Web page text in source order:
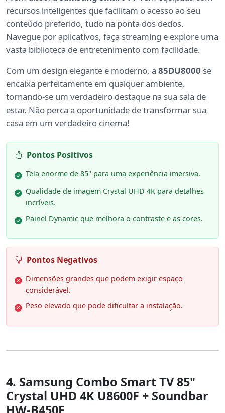
recursos inteligentes que facilitam o acesso ao seu
conteúdo preferido, tudo na ponta dos dedos.
Navegue por aplicativos, faça streaming e explore uma
vasta biblioteca de entretenimento com facilidade.
Com um design elegante e moderno, a 85DU8000 se
encaixa perfeitamente em qualquer ambiente,
tornando-se um verdadeiro destaque na sua sala de
estar. Não perca a oportunidade de transformar sua
casa em um verdadeiro cinema!
Pontos Positivos
Tela enorme de 85" para uma experiência imersiva.
Qualidade de imagem Crystal UHD 4K para detalhes
incríveis.
Painel Dynamic que melhora o contraste e as cores.
Pontos Negativos
Dimensões grandes que podem exigir espaço
considerável.
Peso elevado que pode dificultar a instalação.
4. Samsung Combo Smart TV 85"
Crystal UHD 4K U8600F + Soundbar